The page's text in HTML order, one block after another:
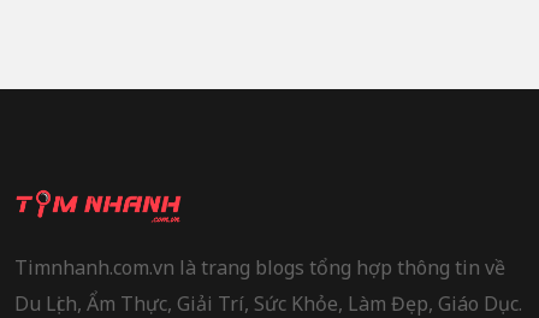
Timnhanh.com.vn là trang blogs tổng hợp thông tin về
Du Lịch, Ẩm Thực, Giải Trí, Sức Khỏe, Làm Đẹp, Giáo Dục.